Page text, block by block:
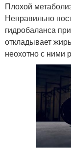
Плохой
Неправильно
гидробаланса
откладывает
неохотно с ними